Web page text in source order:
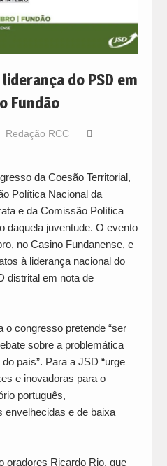
do PSD em
Fundão
Redação RCC
da Coesão Territorial,
Política Nacional da
e da Comissão Política
daquela juventude. O evento
no Casino Fundanense, e
à liderança nacional do
distrital em nota de
o congresso pretende “ser
sobre a problemática
país”. Para a JSD “urge
e inovadoras para o
português,
envelhecidas e de baixa
oradores Ricardo Rio, que